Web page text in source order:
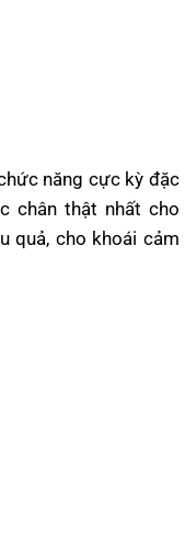
năng cực kỳ đặc
chân thật nhất cho
quả, cho khoái cảm